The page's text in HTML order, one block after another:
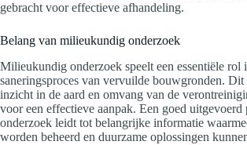
gebracht voor effectieve afhandeling.
Belang van milieukundig onderzoek
Milieukundig onderzoek speelt een essentiële rol
saneringsproces van vervuilde bouwgronden.
inzicht in de aard en omvang van de
voor een effectieve aanpak. Een goed
onderzoek leidt tot belangrijke informatie
worden beheerd en duurzame oplossingen